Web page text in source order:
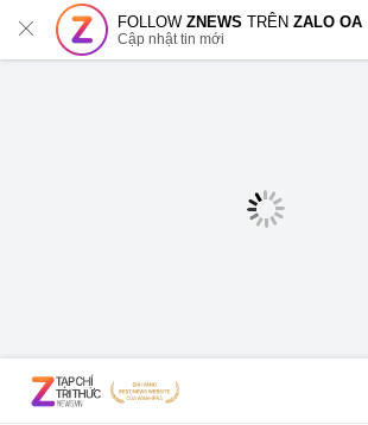
FOLLOWZNEWS TRÊNZALO OA
Cập nhật tin mới